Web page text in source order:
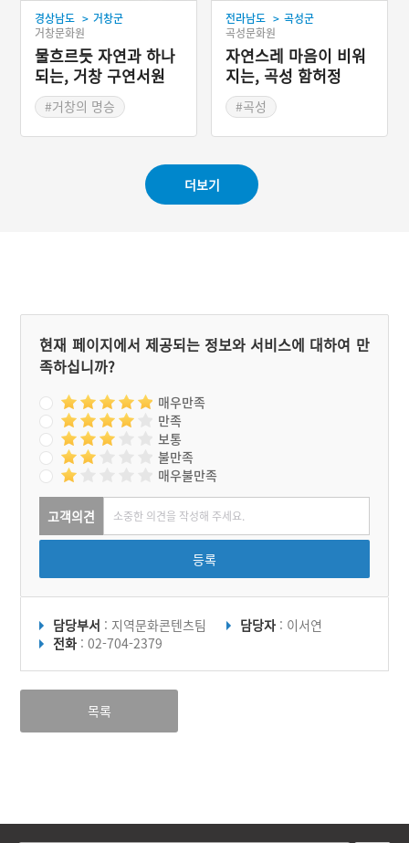
경상남도 > 거창군
거창문화원
물흐르듯 자연과 하나
되는, 거창 구연서원
관수루
#거창의 명승
전라남도 > 곡성군
곡성문화원
자연스레 마음이 비워
지는, 곡성 함허정
#곡성
더보기
현재 페이지에서 제공되는 정보와 서비스에 대하여 만
족하십니까?
매우만족
만족
보통
불만족
매우불만족
고객의견
등록
담당부서 : 지역문화콘텐츠팀 담당자 : 이서연
전화 : 02-704-2379
목록